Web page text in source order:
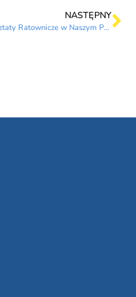
NASTĘPNY
Warsztaty Ratownicze w Naszym Przedszkolu